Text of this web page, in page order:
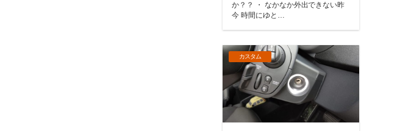
か？？ ・ なかなか外出できない昨
今 時間にゆと…
カスタム